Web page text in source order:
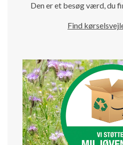
Den er et besøg værd, du
Find